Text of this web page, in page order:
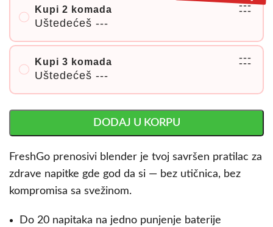
Kupi 2 komada
Uštedećeš ---
---
---
Kupi 3 komada
Uštedećeš ---
---
---
DODAJ U KORPU
FreshGo prenosivi blender je tvoj savršen pratilac za
zdrave napitke gde god da si — bez utičnica, bez
kompromisa sa svežinom.
Do 20 napitaka na jedno punjenje baterije